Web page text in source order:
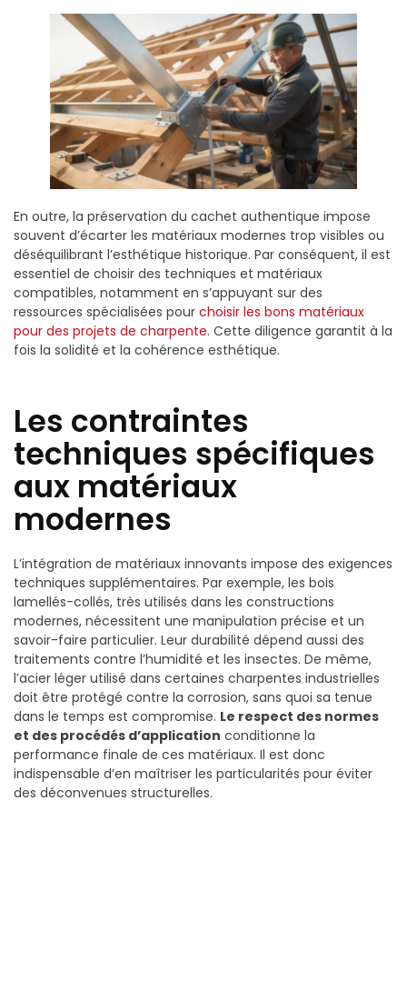
En outre, la préservation du cachet authentique impose
souvent d’écarter les matériaux modernes trop visibles ou
déséquilibrant l’esthétique historique. Par conséquent, il est
essentiel de choisir des techniques et matériaux
compatibles, notamment en s’appuyant sur des
ressources spécialisées pour choisir les bons matériaux
pour des projets de charpente. Cette diligence garantit à la
fois la solidité et la cohérence esthétique.
Les contraintes
techniques spécifiques
aux matériaux
modernes
L’intégration de matériaux innovants impose des exigences
techniques supplémentaires. Par exemple, les bois
lamellés-collés, très utilisés dans les constructions
modernes, nécessitent une manipulation précise et un
savoir-faire particulier. Leur durabilité dépend aussi des
traitements contre l’humidité et les insectes. De même,
l’acier léger utilisé dans certaines charpentes industrielles
doit être protégé contre la corrosion, sans quoi sa tenue
dans le temps est compromise. Le respect des normes
et des procédés d’application conditionne la
performance finale de ces matériaux. Il est donc
indispensable d’en maîtriser les particularités pour éviter
des déconvenues structurelles.